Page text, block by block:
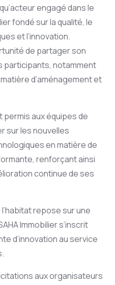
engagé dans le
fondé sur la qualité, le
et l’innovation.
de partager son
participants, notamment
d’aménagement et
aux équipes de
sur les nouvelles
en matière de
renforçant ainsi
continue de ses
repose sur une
Immobilier s’inscrit
d’innovation au service
aux organisateurs